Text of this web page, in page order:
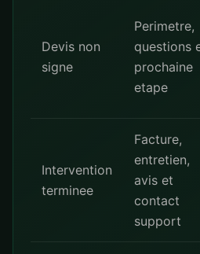
Devis non
signe
Perimetre,
questions
prochaine
etape
Intervention
terminee
Facture,
entretien,
avis et
contact
support